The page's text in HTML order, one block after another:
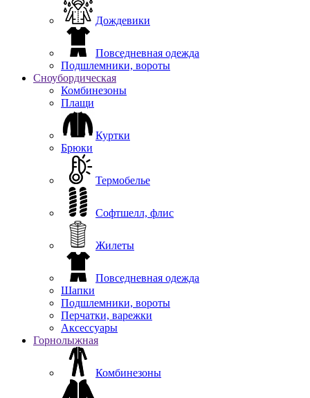
Дождевики
Повседневная одежда
Подшлемники, вороты
Сноубордическая
Комбинезоны
Плащи
Куртки
Брюки
Термобелье
Софтшелл, флис
Жилеты
Повседневная одежда
Шапки
Подшлемники, вороты
Перчатки, варежки
Аксессуары
Горнолыжная
Комбинезоны